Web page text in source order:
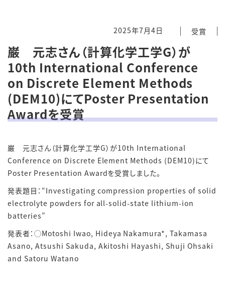
2025年7月4日 受賞
巌 元志さん（計算化学工学G）が
10th International Conference
on Discrete Element Methods
(DEM10)にてPoster Presentation
Awardを受賞
巌 元志さん（計算化学工学G）が10th International
Conference on Discrete Element Methods (DEM10)にて
Poster Presentation Awardを受賞しました。
発表題目：“Investigating compression properties of solid
electrolyte powders for all-solid-state lithium-ion
batteries”
発表者：◯Motoshi Iwao, Hideya Nakamura*, Takamasa
Asano, Atsushi Sakuda, Akitoshi Hayashi, Shuji Ohsaki
and Satoru Watano